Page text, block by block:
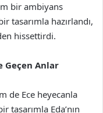
bir ambiyans
tasarımla hazırlandı,
hissettirdi.
Geçen Anlar
de Ece heyecanla
tasarımla Eda’nın